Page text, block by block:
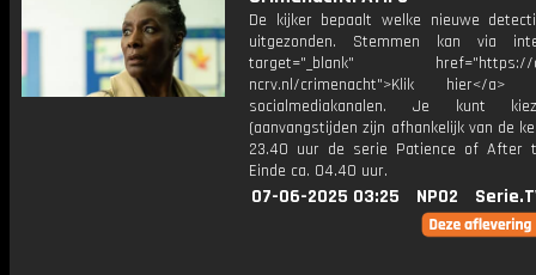
De kijker bepaalt welke nieuwe
uitgezonden. Stemmen kan via
target="_blank" href="https://
ncrv.nl/crimenacht">Klik hier</
socialmediakanalen. Je kunt
(aanvangstijden zijn afhankelijk van de
23.40 uur de serie Patience of After
Einde ca. 04.40 uur.
07-06-2025 03:25 NPO2